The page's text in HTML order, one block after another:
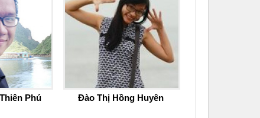
Phú Đào Thị Hồng Huyên